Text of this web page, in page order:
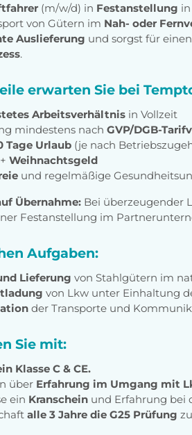
(m/w/d) in Festanstellung in
von Gütern im Nah- oder
Auslieferung und sorgst für
.
erwarten Sie bei
Arbeitsverhältnis in Vollzeit
mindestens nach GVP/DGB-
Tage Urlaub (je nach
+ Weihnachtsgeld
und regelmäßige
Übernahme: Bei überzeugender
Festanstellung im
Aufgaben:
Lieferung von Stahlgütern im
von Lkw unter Einhaltung
der Transporte und
Sie mit:
Klasse C & CE.
über Erfahrung im Umgang mit
ein Kranschein und Erfahrung bei
alle 3 Jahre die G25 Prüfung